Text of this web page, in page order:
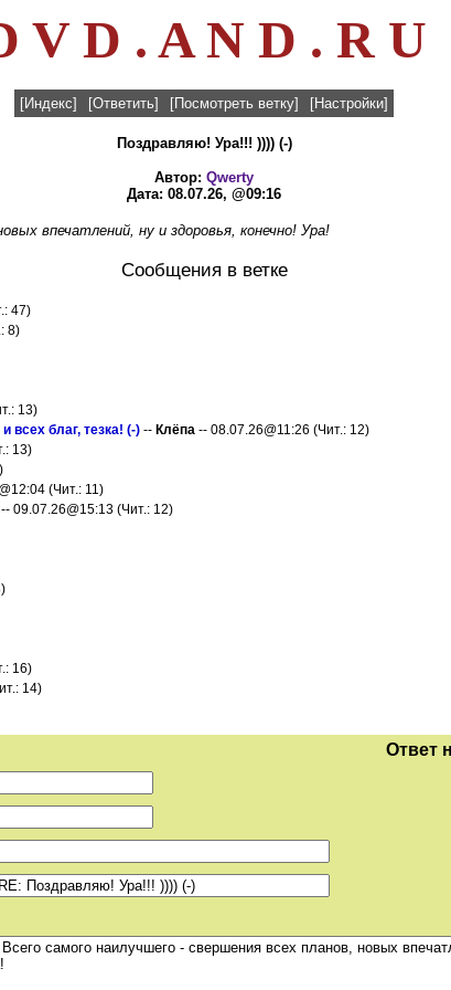
V D . A N D . R U
[Индекс] [Ответить] [Посмотреть ветку] [Настройки]
Поздравляю! Ура!!! )))) (-)
Автор: Qwerty
Дата: 08.07.26, @09:16
впечатлений, ну и здоровья, конечно! Ура!
Сообщения в ветке
47)
8)
13)
всех благ, тезка! (-) -- Клёпа -- 08.07.26@11:26 (Чит.: 12)
13)
(Чит.: 11)
-- 09.07.26@15:13 (Чит.: 12)
16)
14)
Ответ